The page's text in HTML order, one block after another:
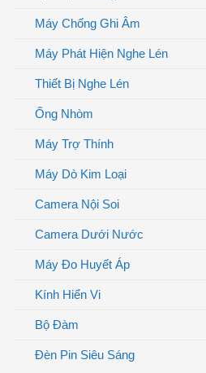
Máy Chống Ghi Âm
Máy Phát Hiện Nghe Lén
Thiết Bị Nghe Lén
Ống Nhòm
Máy Trợ Thính
Máy Dò Kim Loại
Camera Nội Soi
Camera Dưới Nước
Máy Đo Huyết Áp
Kính Hiển Vi
Bộ Đàm
Đèn Pin Siêu Sáng